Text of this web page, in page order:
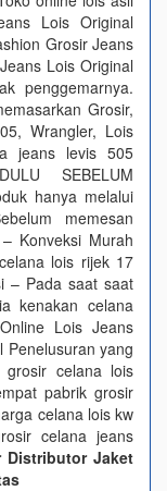
Lois Original
Grosir Jeans
Lois Original
penggemarnya.
Grosir,
Wrangler, Lois
jeans levis 505
SEBELUM
hanya melalui
memesan
Konveksi Murah
lois rijek 17
– Pada saat saat
kenakan celana
Lois Jeans
Penelusuran yang
celana lois
pabrik grosir
celana lois kw
celana jeans
Distributor Jaket